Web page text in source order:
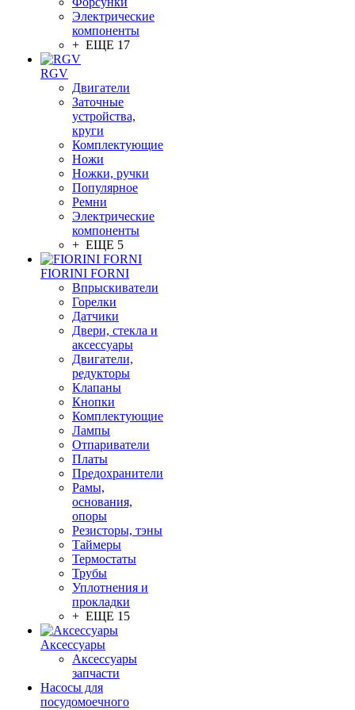
Электрические
компоненты
+ ЕЩЕ 17
RGV
Двигатели
Заточные
устройства,
круги
Комплектующие
Ножи
Ножки, ручки
Популярное
Ремни
Электрические
компоненты
+ ЕЩЕ 5
FIORINI FORNI
Впрыскиватели
Горелки
Датчики
Двери, стекла и
аксессуары
Двигатели,
редукторы
Клапаны
Кнопки
Комплектующие
Лампы
Отпариватели
Платы
Предохранители
Рамы,
основания,
опоры
Резисторы, тэны
Таймеры
Термостаты
Трубы
Уплотнения и
прокладки
+ ЕЩЕ 15
Аксессуары
Аксессуары
запчасти
Насосы для
посудомоечного